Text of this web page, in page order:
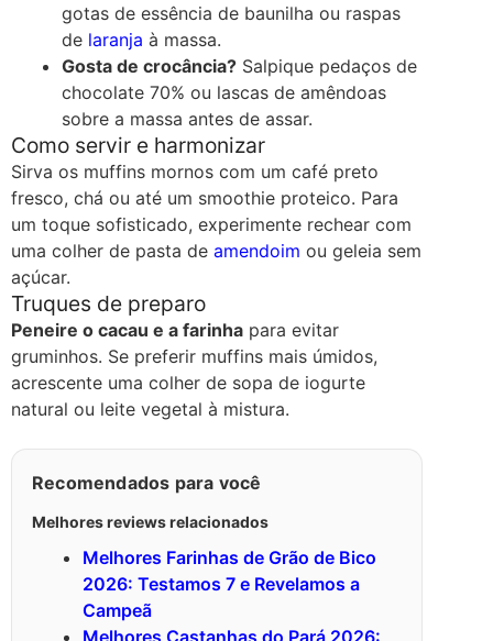
gotas de essência de baunilha ou raspas
de laranja à massa.
Gosta de crocância? Salpique pedaços de
chocolate 70% ou lascas de amêndoas
sobre a massa antes de assar.
Como servir e harmonizar
Sirva os muffins mornos com um café preto
fresco, chá ou até um smoothie proteico. Para
um toque sofisticado, experimente rechear com
uma colher de pasta de amendoim ou geleia sem
açúcar.
Truques de preparo
Peneire o cacau e a farinha para evitar
gruminhos. Se preferir muffins mais úmidos,
acrescente uma colher de sopa de iogurte
natural ou leite vegetal à mistura.
Recomendados para você
Melhores reviews relacionados
Melhores Farinhas de Grão de Bico
2026: Testamos 7 e Revelamos a
Campeã
Melhores Castanhas do Pará 2026: